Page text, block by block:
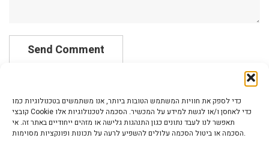
כדי לספק את חוויות המשתמש הטובות ביותר, אנו משתמשים בטכנולוגיות כמו
קובצי Cookie כדי לאחסן ו/או לגשת למידע על המכשיר. הסכמה לטכנולוגיות אלו
תאפשר לנו לעבד נתונים כגון התנהגות גלישה או מזהים ייחודיים באתר זה. אי
הסכמה או ביטול הסכמה עלולים להשפיע לרעה על תכונות ופונקציות מסוימות.